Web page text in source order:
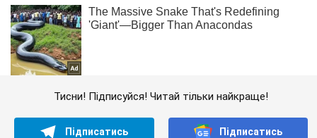
Тисни! Підписуйся! Читай тільки найкраще!
Підписатись Підписатись